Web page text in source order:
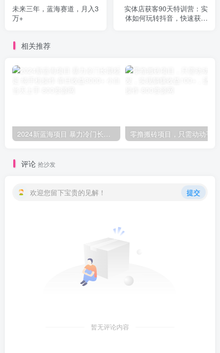
未来三年，蓝海赛道，月入3
万+
实体店获客90天特训营：实
体如何玩转抖音，快速获客
相关推荐
2024新蓝海项目 暴力冷门长期稳定 纯手机操作 单日收益3000+ 小白当天上手
评论 抢沙发
欢迎您留下宝贵的见解！ 提交
暂无评论内容